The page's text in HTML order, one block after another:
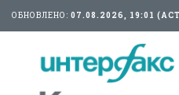
ОБНОВЛЕНО: 07.08.2026, 19:01